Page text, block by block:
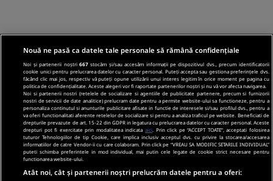
Nouă ne pasă ca datele tale personale să rămână confidențiale
Noi și partenerii noștri667 stocăm și/sau accesăm informații pe dispozitivul dvs., precum identificatorii
cookie unici pentru prelucrarea datelor cu caracter personal. Puteți accepta sau gestiona preferințele dvs.
făcând clic mai jos, respectiv vă puteți opune utilizării unui interes legitim în orice moment pe pagina cu
politica de confidențialitate. Aceste alegeri vor fi raportate partenerilor noștri și nu vă vor afecta navigarea.
Noi si partenerii nostri (retelele de socializare si agentiile de publicitate partenere, precum si furnizorii
nostri de servicii de date analitice) prelucram date pentru a permite website-ului sa functioneze, pentru a
personaliza continutul si anunturile publicitare afisate in functie de interesele si/sau profilul dvs., pentru a
va oferi functionalitati aferente retelelor de socializare si pentru a analiza traficul pe website. Beneficiati de
drepturile prevazute de art. 15-22 din GDPR in legatura cu prelucrarea datelor cu caracter personal. Aceste
drepturi pot fi exercitate prin modalitatea indicata aici . Prin click pe “ACCEPT TOATE”, acceptati folosirea
tuturor Tehnologiilor de tip Cookie, care implica inclusiv acceptul dvs. cu privire la stocarea/accesarea
informatiilor de catre Vendor-ii cu care colaboram. Prin click pe “VREAU SA MODIFIC SETARILE INDIVIDUAL”
puteti schimba preferintele in mod individual, mai putin cele legate de cookie strict necesare pentru
functionarea website-ului.
Atât noi, cât și partenerii noștri prelucrăm datele pentru a oferi: